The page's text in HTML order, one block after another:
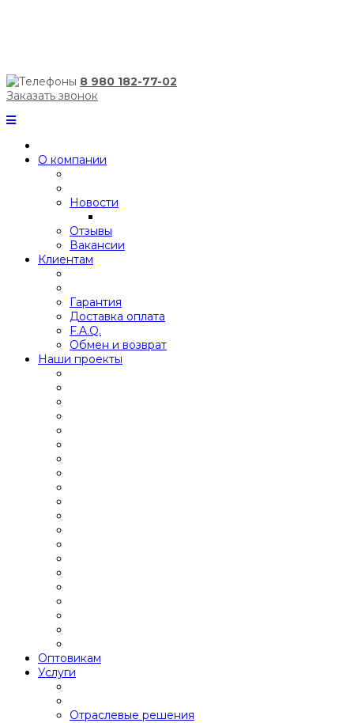
8 980 182-77-02
Заказать звонок
О компании
Новости
Отзывы
Вакансии
Клиентам
Гарантия
Доставка оплата
F.A.Q.
Обмен и возврат
Наши проекты
Оптовикам
Услуги
Отраслевые решения